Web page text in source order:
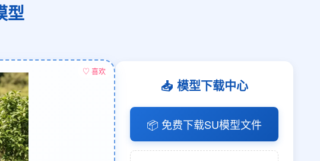
型
♡ 喜欢
📥 模型下载中心
📦 免费下载SU模型文件